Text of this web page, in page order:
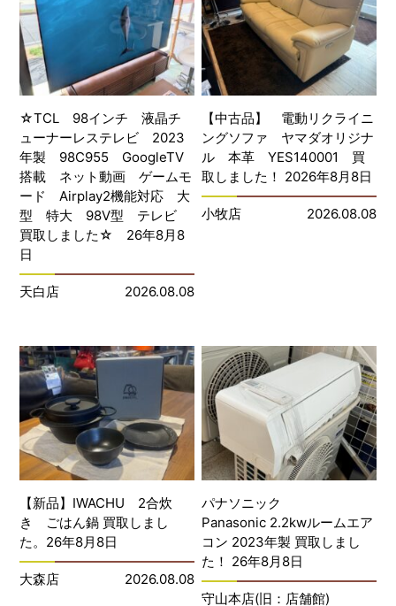
☆TCL 98インチ 液晶チ
ューナーレステレビ 2023
年製 98C955 GoogleTV
搭載 ネット動画 ゲームモ
ード Airplay2機能対応 大
型 特大 98V型 テレビ
買取しました☆ 26年8月8
日
天白店 2026.08.08
【中古品】 電動リクライニ
ングソファ ヤマダオリジナ
ル 本革 YES140001 買
取しました！ 2026年8月8日
小牧店 2026.08.08
【新品】IWACHU 2合炊
き ごはん鍋 買取しまし
た。26年8月8日
大森店 2026.08.08
パナソニック
Panasonic 2.2kwルームエア
コン 2023年製 買取しまし
た！ 26年8月8日
守山本店(旧：店舗館)